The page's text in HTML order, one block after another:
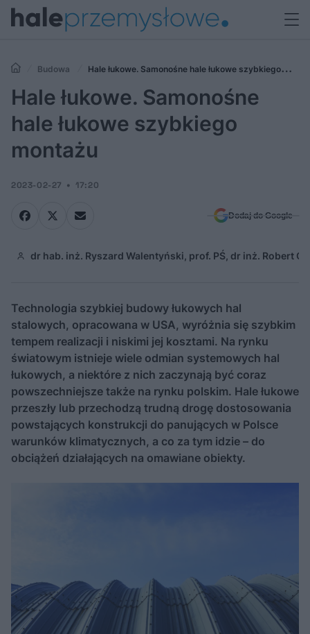
Budowa
Hale łukowe. Samonośne hale łukowe szybkiego
montażu
Hale łukowe. Samonośne
hale łukowe szybkiego
montażu
2023-02-27 17:20
Dodaj do Google
dr hab. inż. Ryszard Walentyński, prof. PŚ, dr inż. Robert
Technologia szybkiej budowy łukowych hal
stalowych, opracowana w USA, wyróżnia się szybkim
tempem realizacji i niskimi jej kosztami. Na rynku
światowym istnieje wiele odmian systemowych hal
łukowych, a niektóre z nich zaczynają być coraz
powszechniejsze także na rynku polskim. Hale łukowe
przeszły lub przechodzą trudną drogę dostosowania
powstających konstrukcji do panujących w Polsce
warunków klimatycznych, a co za tym idzie – do
obciążeń działających na omawiane obiekty.